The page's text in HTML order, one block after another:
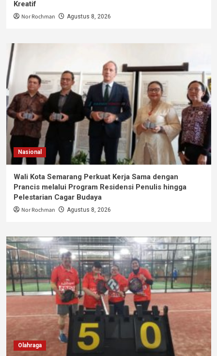
Kreatif
Nor Rochman Agustus 8, 2026
Nasional
Wali Kota Semarang Perkuat Kerja Sama dengan
Prancis melalui Program Residensi Penulis hingga
Pelestarian Cagar Budaya
Nor Rochman Agustus 8, 2026
Olahraga